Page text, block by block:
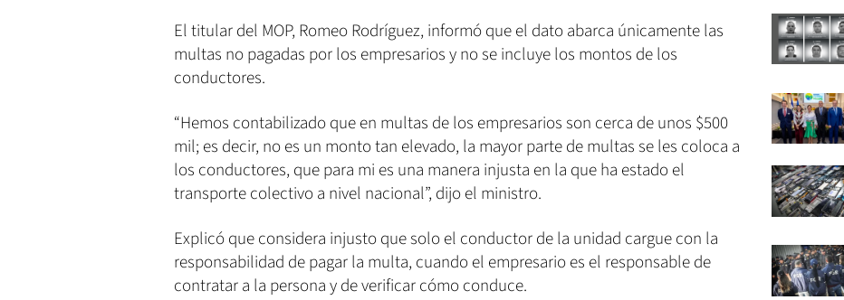
El titular del MOP, Romeo Rodríguez, informó que el dato abarca únicamente las
multas no pagadas por los empresarios y no se incluye los montos de los
conductores.
“Hemos contabilizado que en multas de los empresarios son cerca de unos $500
mil; es decir, no es un monto tan elevado, la mayor parte de multas se les coloca a
los conductores, que para mi es una manera injusta en la que ha estado el
transporte colectivo a nivel nacional”, dijo el ministro.
Explicó que considera injusto que solo el conductor de la unidad cargue con la
responsabilidad de pagar la multa, cuando el empresario es el responsable de
contratar a la persona y de verificar cómo conduce.